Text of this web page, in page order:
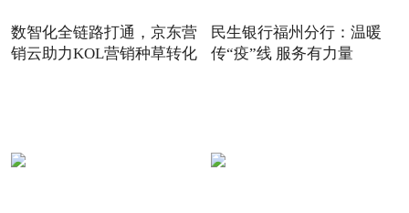
数智化全链路打通，京东营
销云助力KOL营销种草转化
民生银行福州分行：温暖
传“疫”线 服务有力量